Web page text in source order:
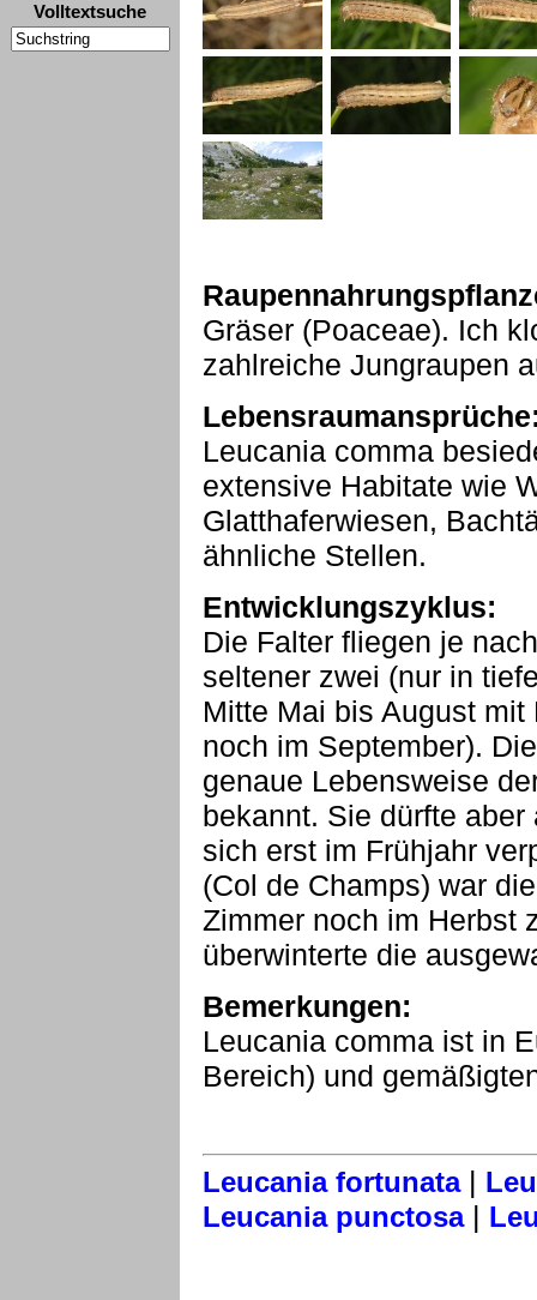
Volltextsuche
Gräser (Poaceae). Ich
zahlreiche Jungraupen
Leucania comma
extensive Habitate wie
Glatthaferwiesen,
ähnliche Stellen.
Entwicklungszyklus:
Die Falter fliegen je
seltener zwei (nur in
Mitte Mai bis August
noch im September).
genaue Lebensweise
bekannt. Sie dürfte
sich erst im Frühjahr
(Col de Champs) war
Zimmer noch im Herbst
überwinterte die
Bemerkungen:
Leucania comma ist in
Bereich) und
Leucania fortunata|
Leucania punctosa|